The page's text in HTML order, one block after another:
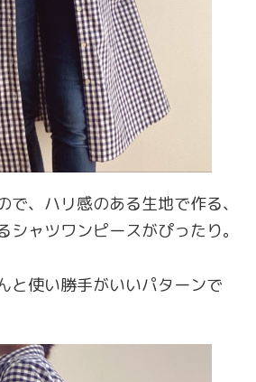
で、ハリ感のある生地で作る、
シャツワンピースがぴったり。
と使い勝手がいいパターンで